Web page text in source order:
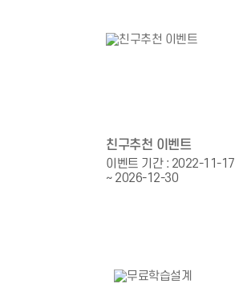
친구추천 이벤트
이벤트 기간 : 2022-11-17
~ 2026-12-30